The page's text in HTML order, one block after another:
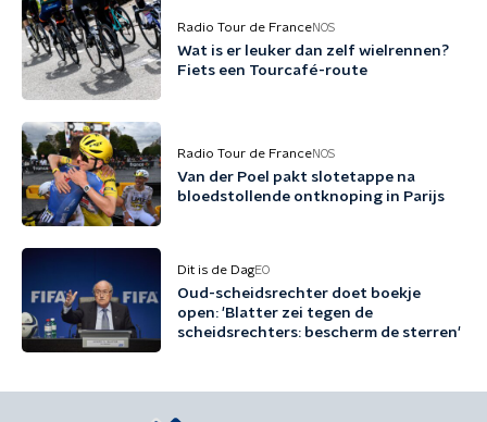
Radio Tour de FranceNOS
Wat is er leuker dan zelf wielrennen?
Fiets een Tourcafé-route
Radio Tour de FranceNOS
Van der Poel pakt slotetappe na
bloedstollende ontknoping in Parijs
Dit is de DagEO
Oud-scheidsrechter doet boekje
open: 'Blatter zei tegen de
scheidsrechters: bescherm de sterren'